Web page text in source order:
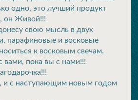
одно, это лучший продукт
он Живой!!!
свою мысль в двух
парафиновые и восковые
к восковым свечам.
вами, пока вы с нами!!!
и с наступающим новым годом